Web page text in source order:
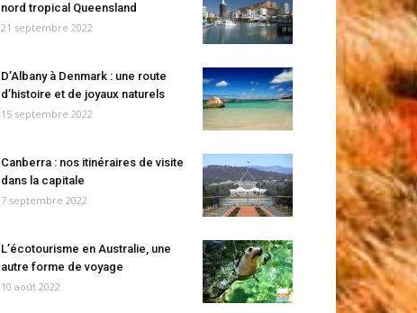
nord tropical Queensland
21 septembre 2022
D’Albany à Denmark : une route
d’histoire et de joyaux naturels
15 septembre 2022
Canberra : nos itinéraires de visite
dans la capitale
7 septembre 2022
L’écotourisme en Australie, une
autre forme de voyage
10 août 2022